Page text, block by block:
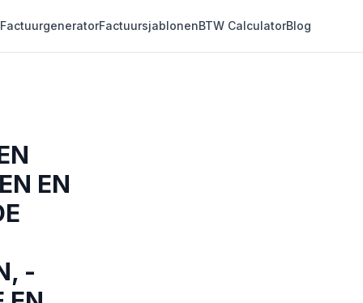
FactuurgeneratorFactuursjablonenBTW CalculatorBlog
EN
-